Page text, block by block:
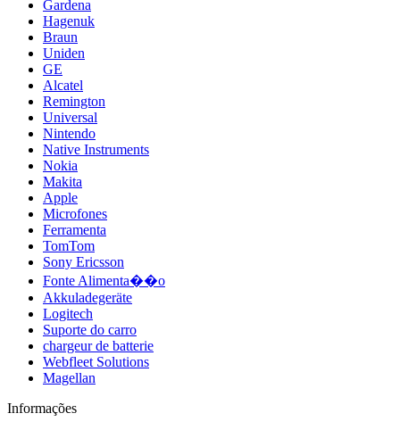
Gardena
Hagenuk
Braun
Uniden
GE
Alcatel
Remington
Universal
Nintendo
Native Instruments
Nokia
Makita
Apple
Microfones
Ferramenta
TomTom
Sony Ericsson
Fonte Alimenta��o
Akkuladegeräte
Logitech
Suporte do carro
chargeur de batterie
Webfleet Solutions
Magellan
Informações